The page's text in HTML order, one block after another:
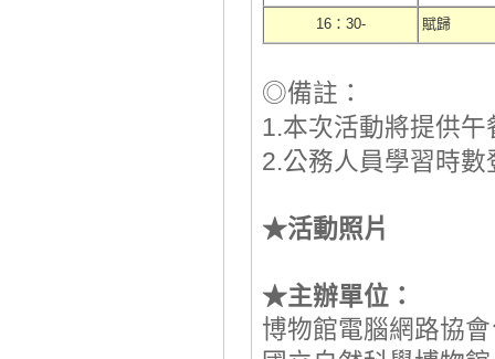
16： 30- 賦歸
◎備註：
1.本次活動將提供午
2.公務人員學習時數
★活動照片
★主辦單位：
博物館電腦網路協